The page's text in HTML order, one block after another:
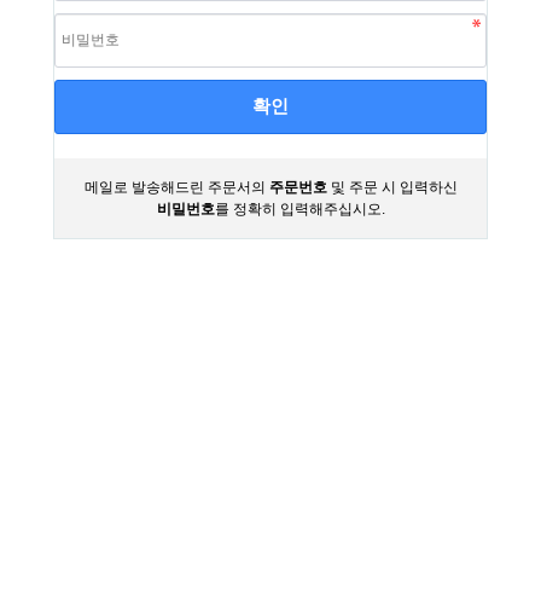
확인
메일로 발송해드린 주문서의 주문번호및 주문 시 입력하신
비밀번호를 정확히 입력해주십시오.